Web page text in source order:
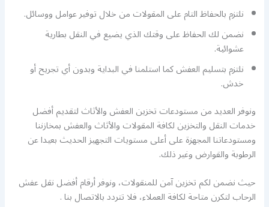
نلتزم بالحفاظ التام على المقولات من خلال توفير عوامل ووسائل.
نضمن لك الحفاظ على وقتك الذي يضيع في النقل بطارية
عشوائية.
نلتزم بتسليم العفش كما استلمنا في البداية وبدون أي تجريح أو
خدش.
ونوفر العديد من مستودعات تخزين العفش والأثاث لتقديم أفضل
خدمات النقل والتخزين لكافة المقولات والأثاث والعفش بمخازننا
ومستودعاتنا المجهزة على أعلى مستويات التجهيز الحديث بعيدا عن
الرطوبة والقوارض وغير ذلك.
حيث نضمن لكم تخزين آمن للمنقولات، ونوفر أرقام أفضل نقل عفش
الرحاب لتكرن متاحة لكافة العملاء، فلا تتردد بالاتصال بنا .